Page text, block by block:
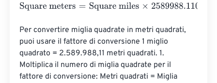
Square meters= Square miles×2589988.110336
Per convertire miglia quadrate in metri quadrati,
puoi usare il fattore di conversione 1 miglio
quadrato = 2.589.988,11 metri quadrati. 1.
Moltiplica il numero di miglia quadrate per il
fattore di conversione: Metri quadrati = Miglia